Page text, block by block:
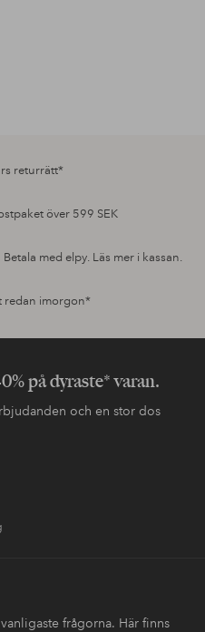
returrätt*
över 599 SEK
Betala med elpy. Läs mer i kassan.
redan imorgon*
på dyraste* varan.
och en stor dos
frågorna. Här finns